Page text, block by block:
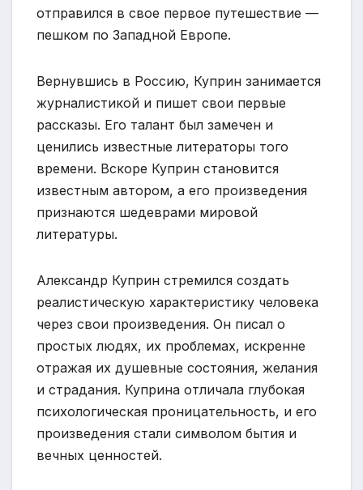
отправился в свое первое путешествие —
пешком по Западной Европе.
Вернувшись в Россию, Куприн занимается
журналистикой и пишет свои первые
рассказы. Его талант был замечен и
ценились известные литераторы того
времени. Вскоре Куприн становится
известным автором, а его произведения
признаются шедеврами мировой
литературы.
Александр Куприн стремился создать
реалистическую характеристику человека
через свои произведения. Он писал о
простых людях, их проблемах, искренне
отражая их душевные состояния, желания
и страдания. Куприна отличала глубокая
психологическая проницательность, и его
произведения стали символом бытия и
вечных ценностей.